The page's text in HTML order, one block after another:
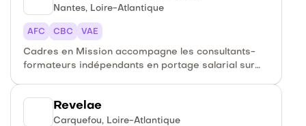
Nantes, Loire-Atlantique
AFC CBC VAE
Cadres en Mission accompagne les consultants-
formateurs indépendants en portage salarial sur
Revelae
Carquefou, Loire-Atlantique